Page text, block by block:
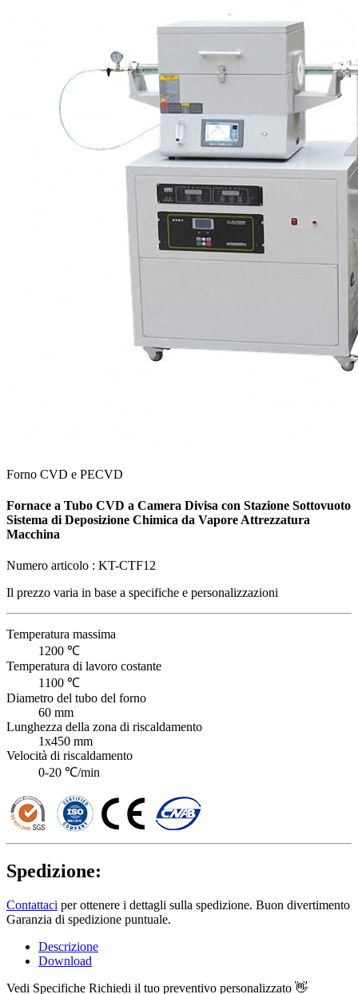
Forno CVD e PECVD
Fornace a Tubo CVD a Camera Divisa con Stazione Sottovuoto
Sistema di Deposizione Chimica da Vapore Attrezzatura
Macchina
Numero articolo : KT-CTF12
Il prezzo varia in base a specifiche e personalizzazioni
Temperatura massima
1200 ℃
Temperatura di lavoro costante
1100 ℃
Diametro del tubo del forno
60 mm
Lunghezza della zona di riscaldamento
1x450 mm
Velocità di riscaldamento
0-20 ℃/min
Spedizione:
Contattaci per ottenere i dettagli sulla spedizione. Buon divertimento
Garanzia di spedizione puntuale.
Descrizione
Download
Vedi Specifiche Richiedi il tuo preventivo personalizzato 👋